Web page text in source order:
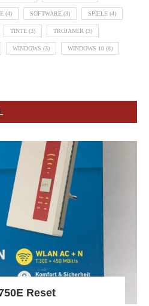
(4) SOFTWARE (3) SPIELE (4)
TINTE (3) TROJANER (3)
WINDOWS (3) WINDOWS 10 (8)
Reset